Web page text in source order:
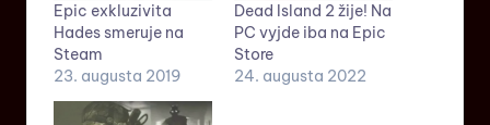
Epic exkluzivita
Hades smeruje na
Steam
23. augusta 2019
Dead Island 2 žije! Na
PC vyjde iba na Epic
Store
24. augusta 2022